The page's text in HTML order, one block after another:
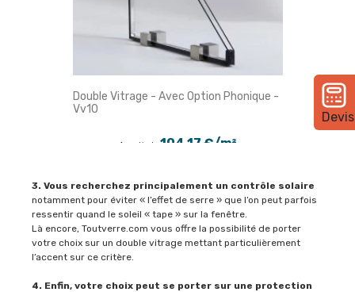
Devis
Double Vitrage - Avec Option Phonique -
Vv10
A partir de 104,17 €/m²
3. Vous recherchez principalement un contrôle solaire
notamment pour éviter « l’effet de serre » que l’on peut parfois
ressentir quand le soleil « tape » sur la fenêtre.
Là encore, Toutverre.com vous offre la possibilité de porter
votre choix sur un double vitrage mettant particulièrement
l’accent sur ce critère.
4. Enfin, votre choix peut se porter sur une protection